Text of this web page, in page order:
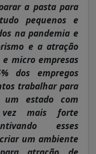
a pasta para
pequenos e
na pandemia e
e a atração
e micro empresas
dos empregos
trabalhar para
um estado com
mais forte
esses
um ambiente